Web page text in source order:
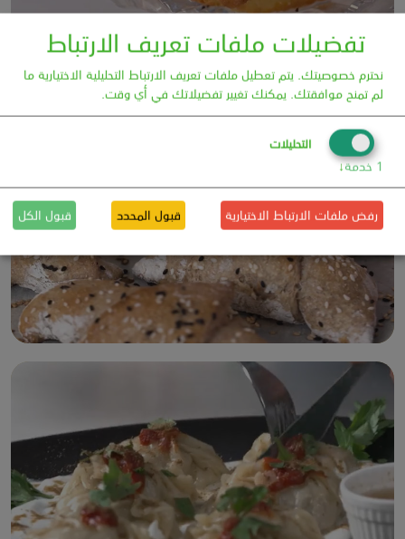
كيكة الليمون
مناقيش
تفضيلات ملفات تعريف الارتباط
نحترم خصوصيتك. يتم تعطيل ملفات تعريف الارتباط التحليلية الاختيارية ما
لم تمنح موافقتك. يمكنك تغيير تفضيلاتك في أي وقت.
التحليلات
↓ 1خدمة
رفض ملفات الارتباط الاختيارية قبول المحدد قبول الكل